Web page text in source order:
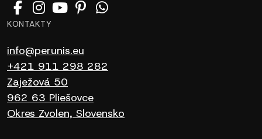
KONTAKTY
info@perunis.eu
+421 911 298 282
Zaježová 50
962 63 Pliešovce
Okres Zvolen, Slovensko